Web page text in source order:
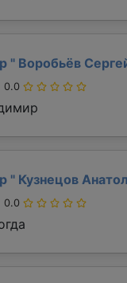
" Воробьёв
0.0
" Кузнецов
0.0